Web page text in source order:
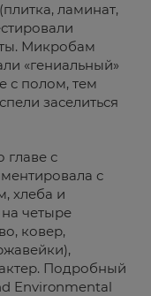
ламинат,
Микробам
«гениальный»
с полом, тем
заселиться
с
с
хлеба и
четыре
ковер,
Подробный
Environmental